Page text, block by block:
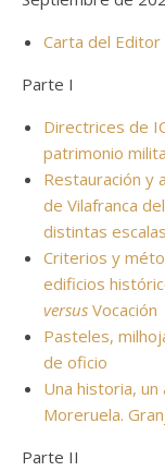
Carta del Editor
Parte I
Directrices de
patrimonio
Restauración y
de Vilafranca
distintas escalas
Criterios y
edificios
versus Vocación
Pasteles,
de oficio
Una historia, un
Moreruela.
Parte II